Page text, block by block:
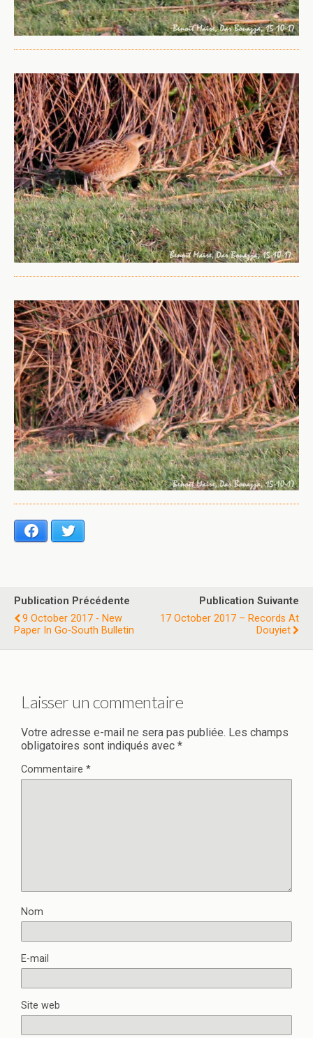
Facebook
Publication Précédente
9 October 2017 - New
Paper In Go-South Bulletin
Publication Suivante
17 October 2017 – Records At
Douyiet
Laisser un commentaire
Votre adresse e-mail ne sera pas publiée. Les champs
obligatoires sont indiqués avec *
Commentaire *
Nom
E-mail
Site web